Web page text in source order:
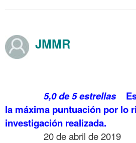
JMMR
5,0 de 5 estrellas
la máxima puntuación por lo
investigación realizada.
20 de abril de 2019